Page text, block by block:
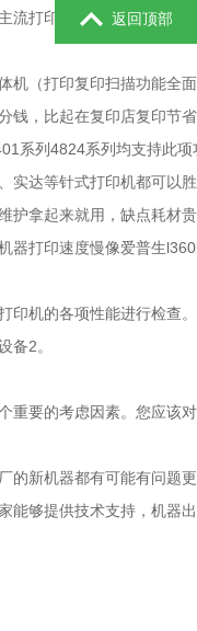
流打印机都是国外品牌。
机（打印复印扫描功能全
钱，比起在复印店复印节
系列4824系列均支持此
实达等针式打印机都可以
护拿起来就用，缺点耗材
器打印速度慢像爱普生
印机的各项性能进行检查
备2。
重要的考虑因素。您应该
的新机器都有可能有问题
能够提供技术支持，机器
返回顶部